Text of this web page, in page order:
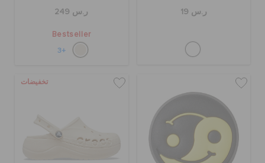
ر.س 19 ر.س 249
Bestseller
+3
تخفيضات